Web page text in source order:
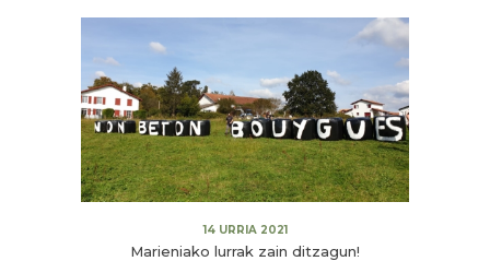
14 URRIA 2021
Marieniako lurrak zain ditzagun!